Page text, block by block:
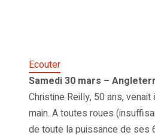
Ecouter
Samedi 30 mars –
Christine Reilly, 50 ans,
main. A toutes roues
de toute la puissance de ses